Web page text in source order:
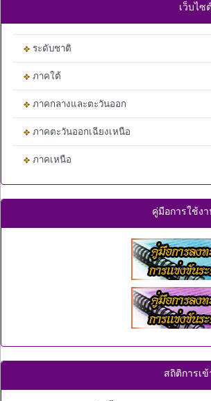
เว็บไซต์
ระดับชาติ
ภาคใต้
ภาคกลางและตะวันออก
ภาคตะวันออกเฉียงเหนือ
ภาคเหนือ
คู่มือการใช้ง
สถิติการเ